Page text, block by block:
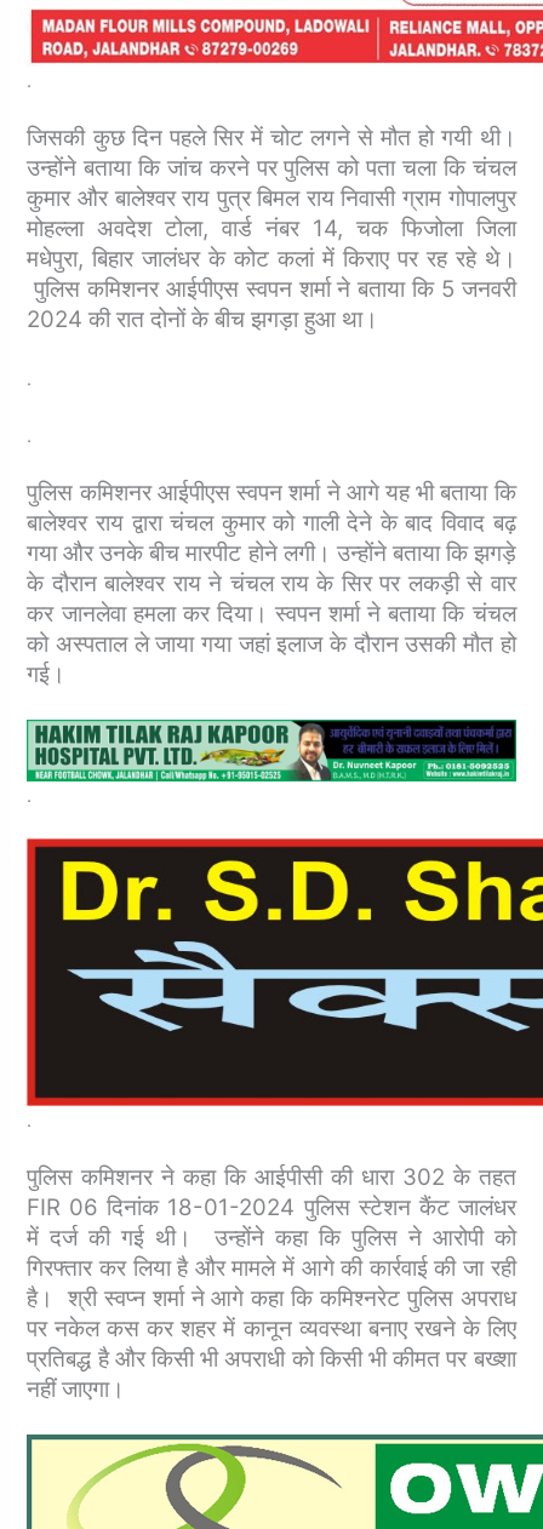
.
जिसकी कुछ दिन पहले सिर में चोट लगने से मौत हो गयी थी।
उन्होंने बताया कि जांच करने पर पुलिस को पता चला कि चंचल
कुमार और बालेश्वर राय पुत्र बिमल राय निवासी ग्राम गोपालपुर
मोहल्ला अवदेश टोला, वार्ड नंबर 14, चक फिजोला जिला
मधेपुरा, बिहार जालंधर के कोट कलां में किराए पर रह रहे थे।
पुलिस कमिशनर आईपीएस स्वपन शर्मा ने बताया कि 5 जनवरी
2024 की रात दोनों के बीच झगड़ा हुआ था।
.
.
पुलिस कमिशनर आईपीएस स्वपन शर्मा ने आगे यह भी बताया कि
बालेश्वर राय द्वारा चंचल कुमार को गाली देने के बाद विवाद बढ़
गया और उनके बीच मारपीट होने लगी। उन्होंने बताया कि झगड़े
के दौरान बालेश्वर राय ने चंचल राय के सिर पर लकड़ी से वार
कर जानलेवा हमला कर दिया। स्वपन शर्मा ने बताया कि चंचल
को अस्पताल ले जाया गया जहां इलाज के दौरान उसकी मौत हो
गई।
.
.
पुलिस कमिशनर ने कहा कि आईपीसी की धारा 302 के तहत
FIR 06 दिनांक 18-01-2024 पुलिस स्टेशन कैंट जालंधर
में दर्ज की गई थी। उन्होंने कहा कि पुलिस ने आरोपी को
गिरफ्तार कर लिया है और मामले में आगे की कार्रवाई की जा रही
है। श्री स्वप्न शर्मा ने आगे कहा कि कमिश्नरेट पुलिस अपराध
पर नकेल कस कर शहर में कानून व्यवस्था बनाए रखने के लिए
प्रतिबद्ध है और किसी भी अपराधी को किसी भी कीमत पर बख्शा
नहीं जाएगा।